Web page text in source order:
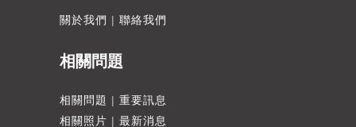
關於我們 | 聯絡我們
相關問題
相關問題 | 重要訊息
相關照片 | 最新消息